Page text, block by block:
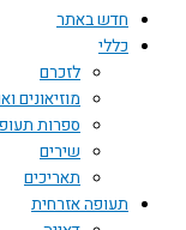
חדש באתר
כללי
לזכרם
מוזיאונים ואוספים
ספרות תעופתית
שירים
תאריכים
תעופה אזרחית